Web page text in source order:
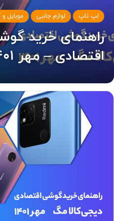
لپ تاپ لوازم جانبی موبایل
راهنمای خرید
اقتصادی – مهر ۱۴۰۱